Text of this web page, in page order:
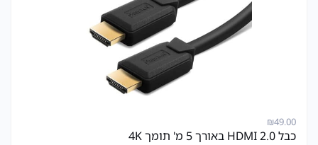
₪49.00
כבל HDMI 2.0 באורך 5 מ' תומך 4K